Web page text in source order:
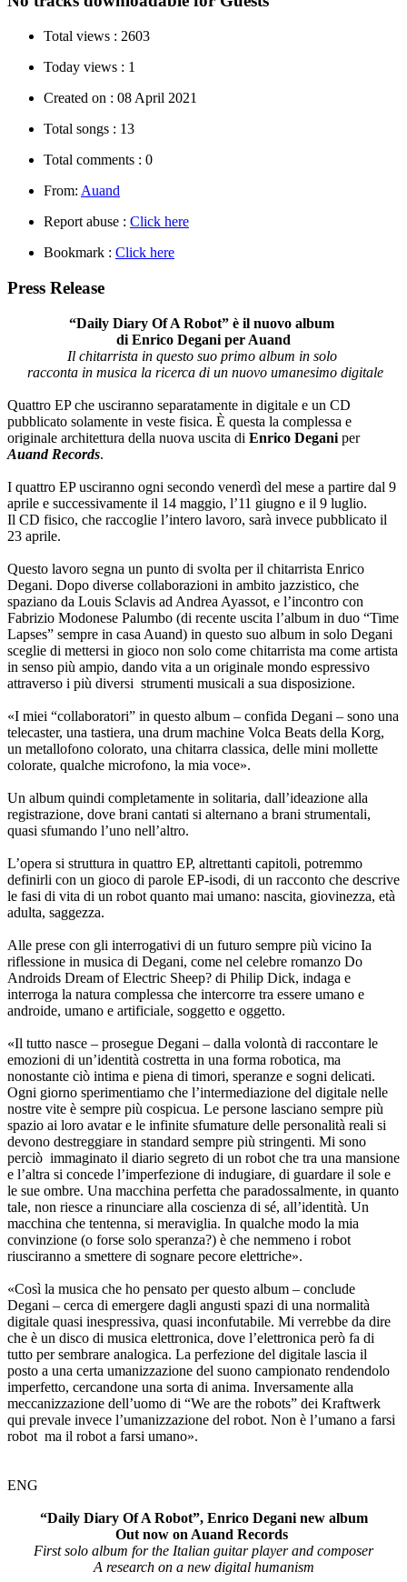
Total views : 2603
Today views : 1
Created on : 08 April 2021
Total songs : 13
Total comments : 0
From: Auand
Report abuse : Click here
Bookmark : Click here
Press Release
“Daily Diary Of A Robot” è il nuovo album
di Enrico Degani per Auand
Il chitarrista in questo suo primo album in solo
racconta in musica la ricerca di un nuovo umanesimo digitale
Quattro EP che usciranno separatamente in digitale e un CD
pubblicato solamente in veste fisica. È questa la complessa e
originale architettura della nuova uscita di Enrico Degani per
Auand Records.
I quattro EP usciranno ogni secondo venerdì del mese a partire dal 9
aprile e successivamente il 14 maggio, l’11 giugno e il 9 luglio.
Il CD fisico, che raccoglie l’intero lavoro, sarà invece pubblicato il
23 aprile.
Questo lavoro segna un punto di svolta per il chitarrista Enrico
Degani. Dopo diverse collaborazioni in ambito jazzistico, che
spaziano da Louis Sclavis ad Andrea Ayassot, e l’incontro con
Fabrizio Modonese Palumbo (di recente uscita l’album in duo “Time
Lapses” sempre in casa Auand) in questo suo album in solo Degani
sceglie di mettersi in gioco non solo come chitarrista ma come artista
in senso più ampio, dando vita a un originale mondo espressivo
attraverso i più diversi strumenti musicali a sua disposizione.
«I miei “collaboratori” in questo album – confida Degani – sono una
telecaster, una tastiera, una drum machine Volca Beats della Korg,
un metallofono colorato, una chitarra classica, delle mini mollette
colorate, qualche microfono, la mia voce».
Un album quindi completamente in solitaria, dall’ideazione alla
registrazione, dove brani cantati si alternano a brani strumentali,
quasi sfumando l’uno nell’altro.
L’opera si struttura in quattro EP, altrettanti capitoli, potremmo
definirli con un gioco di parole EP-isodi, di un racconto che descrive
le fasi di vita di un robot quanto mai umano: nascita, giovinezza, età
adulta, saggezza.
Alle prese con gli interrogativi di un futuro sempre più vicino Ia
riflessione in musica di Degani, come nel celebre romanzo Do
Androids Dream of Electric Sheep? di Philip Dick, indaga e
interroga la natura complessa che intercorre tra essere umano e
androide, umano e artificiale, soggetto e oggetto.
«Il tutto nasce – prosegue Degani – dalla volontà di raccontare le
emozioni di un’identità costretta in una forma robotica, ma
nonostante ciò intima e piena di timori, speranze e sogni delicati.
Ogni giorno sperimentiamo che l’intermediazione del digitale nelle
nostre vite è sempre più cospicua. Le persone lasciano sempre più
spazio ai loro avatar e le infinite sfumature delle personalità reali si
devono destreggiare in standard sempre più stringenti. Mi sono
perciò immaginato il diario segreto di un robot che tra una mansione
e l’altra si concede l’imperfezione di indugiare, di guardare il sole e
le sue ombre. Una macchina perfetta che paradossalmente, in quanto
tale, non riesce a rinunciare alla coscienza di sé, all’identità. Un
macchina che tentenna, si meraviglia. In qualche modo la mia
convinzione (o forse solo speranza?) è che nemmeno i robot
riusciranno a smettere di sognare pecore elettriche».
«Così la musica che ho pensato per questo album – conclude
Degani – cerca di emergere dagli angusti spazi di una normalità
digitale quasi inespressiva, quasi inconfutabile. Mi verrebbe da dire
che è un disco di musica elettronica, dove l’elettronica però fa di
tutto per sembrare analogica. La perfezione del digitale lascia il
posto a una certa umanizzazione del suono campionato rendendolo
imperfetto, cercandone una sorta di anima. Inversamente alla
meccanizzazione dell’uomo di “We are the robots” dei Kraftwerk
qui prevale invece l’umanizzazione del robot. Non è l’umano a farsi
robot ma il robot a farsi umano».
ENG
“Daily Diary Of A Robot”, Enrico Degani new album
Out now on Auand Records
First solo album for the Italian guitar player and composer
A research on a new digital humanism